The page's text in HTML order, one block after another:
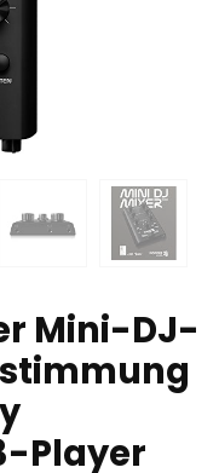
Mini-DJ-
Player